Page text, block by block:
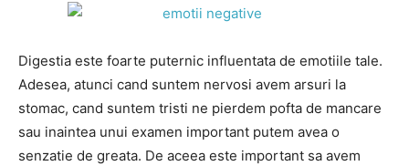
Digestia este foarte puternic influentata de emotiile tale.
Adesea, atunci cand suntem nervosi avem arsuri la
stomac, cand suntem tristi ne pierdem pofta de mancare
sau inaintea unui examen important putem avea o
senzatie de greata. De aceea este important sa avem